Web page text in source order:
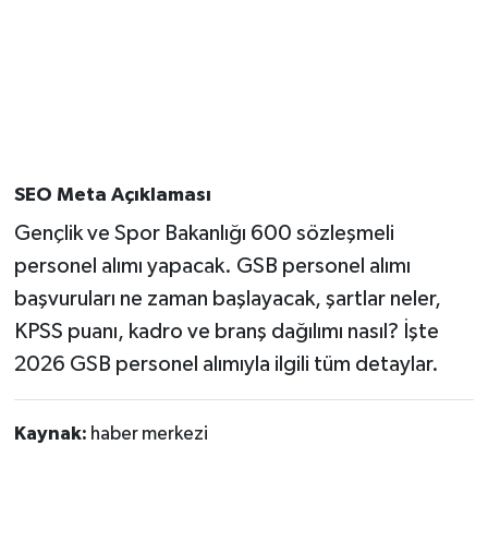
SEO Meta Açıklaması
Gençlik ve Spor Bakanlığı 600 sözleşmeli
personel alımı yapacak. GSB personel alımı
başvuruları ne zaman başlayacak, şartlar neler,
KPSS puanı, kadro ve branş dağılımı nasıl? İşte
2026 GSB personel alımıyla ilgili tüm detaylar.
Kaynak: haber merkezi